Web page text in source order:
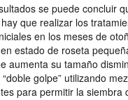
se puede concluir
que realizar los
en los meses de
estado de roseta
aumenta su tamaño
golpe” utilizando
para permitir la siembra